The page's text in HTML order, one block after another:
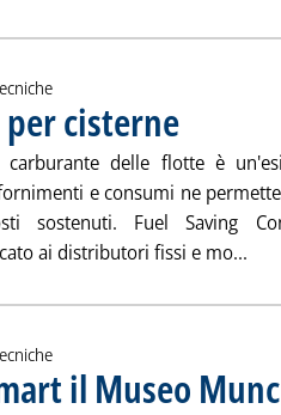
cisterne
delle flotte è
e consumi ne
Fuel Saving
ai distributori fissi e mo...
il Museo